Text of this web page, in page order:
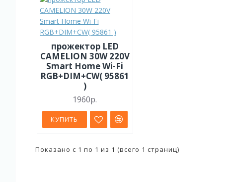
прожектор LED
CAMELION 30W 220V
Smart Home Wi-Fi
RGB+DIM+CW( 95861
)
1960р.
КУПИТЬ
Показано с 1 по 1 из 1 (всего 1 страниц)